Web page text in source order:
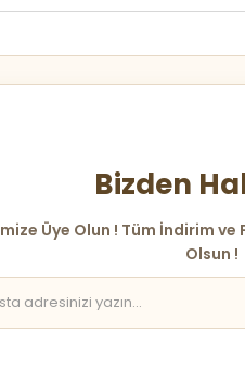
Bizden
Üye Olun ! Tüm İndirim
Olsun !